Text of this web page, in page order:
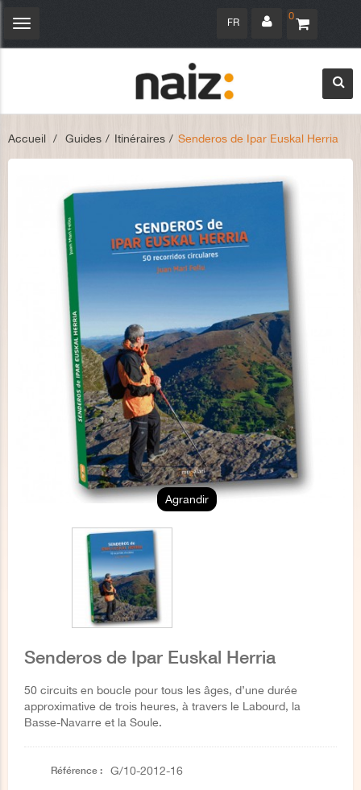
0
FR
Navigation
Accueil > Guides > Itinéraires > Senderos de Ipar Euskal Herria
Agrandir
Senderos de Ipar Euskal Herria
50 circuits en boucle pour tous les âges, d’une durée
approximative de trois heures, à travers le Labourd, la
Basse-Navarre et la Soule.
Référence : G/10-2012-16